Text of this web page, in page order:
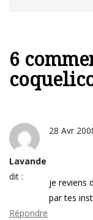
6
Lavande
dit :
28 Avr
je reviens
par tes
Répondre